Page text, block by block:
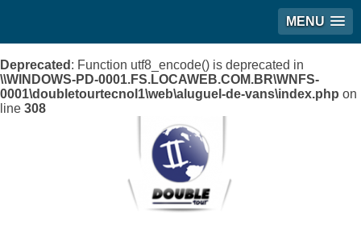
MENU
Deprecated : Function utf8_encode() is deprecated in
\\WINDOWS-PD-0001.FS.LOCAWEB.COM.BR\WNFS-
0001\doubletourtecnol1\web\aluguel-de-vans\index.php on
line 308